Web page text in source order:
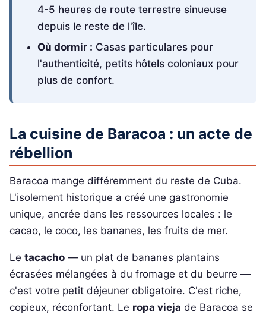
4-5 heures de route terrestre sinueuse
depuis le reste de l'île.
Où dormir : Casas particulares pour
l'authenticité, petits hôtels coloniaux pour
plus de confort.
La cuisine de Baracoa : un acte de
rébellion
Baracoa mange différemment du reste de Cuba.
L'isolement historique a créé une gastronomie
unique, ancrée dans les ressources locales : le
cacao, le coco, les bananes, les fruits de mer.
Le tacacho — un plat de bananes plantains
écrasées mélangées à du fromage et du beurre —
c'est votre petit déjeuner obligatoire. C'est riche,
copieux, réconfortant. Le ropa vieja de Baracoa se